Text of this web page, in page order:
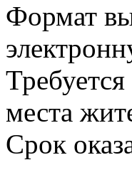
Формат
места
Срок